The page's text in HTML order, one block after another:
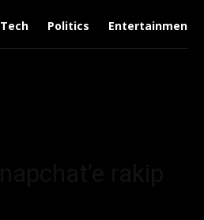
Tech Politics Entertainment